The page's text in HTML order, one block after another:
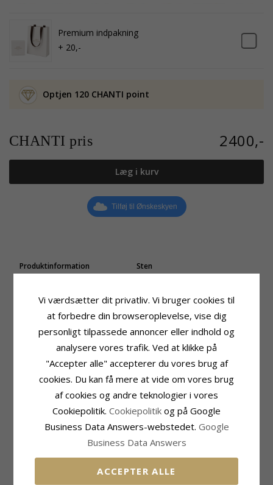
Premium indpakning
+ 20,-
Optjen 120 CHANTI point
CHANTI pris 2400,-
Læg i kurv
Tilføj til Ønskeskyen
Produktinformation
Ædelmetal:14 Karat Guld
Kollektion: Gold Collection
Blank
Sten
Sten: Syntetisk Rubin
Sten
Slibning:Facetsleben
Farve:Hvid
Zirkon
Størrelse
9,5 mm
6,2 mm
Leveringstid
RELATEREDE PRODUKTER
Vi værdsætter dit privatliv. Vi bruger cookies til
at forbedre din browseroplevelse, vise dig
personligt tilpassede annoncer eller indhold og
analysere vores trafik. Ved at klikke på
"Accepter alle" accepterer du vores brug af
cookies. Du kan få mere at vide om vores brug
af cookies og andre teknologier i vores
Cookiepolitik. Cookiepolitik og på Google
Business Data Answers-webstedet. Google
Business Data Answers
ACCEPTER ALLE